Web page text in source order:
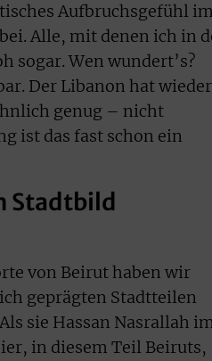
Aufbruchsgefühl
Alle, mit denen ich in
sogar. Wen wundert’s?
Der Libanon hat wieder
genug – nicht
ist das fast schon ein
Stadtbild
von Beirut haben wir
geprägten Stadtteilen
sie Hassan Nasrallah
in diesem Teil Beiruts,